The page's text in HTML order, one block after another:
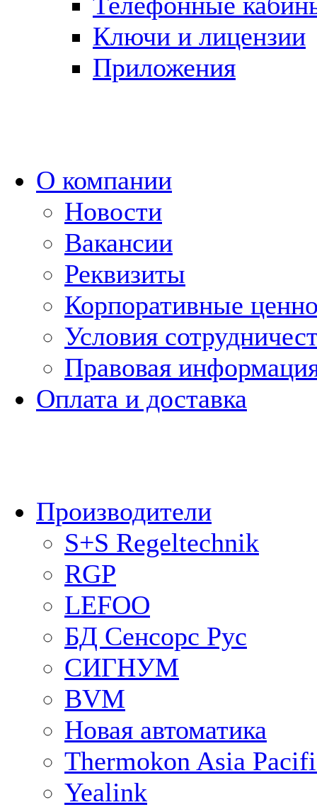
Ключи и лицензии
Приложения
О компании
Новости
Вакансии
Реквизиты
Корпоративные
Условия
Правовая
Оплата и доставка
Производители
S+S Regeltechnik
RGP
LEFOO
БД Сенсорс Рус
СИГНУМ
BVM
Новая автоматика
Thermokon Asia
Yealink